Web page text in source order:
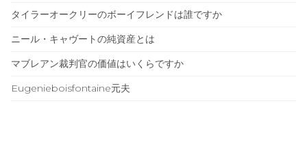
タイラーオークリーのボーイフレンドは誰ですか
ニール・キャヴートの純資産とは
マブレアン裁判官の価値はいくらですか
Eugenieboisfontaine元夫